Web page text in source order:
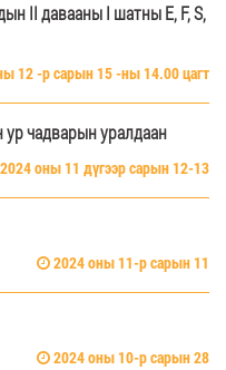
II давааны I шатны E, F, S,
12 -р сарын 15 -ны 14.00 цагт
чадварын уралдаан
2024 оны 11 дүгээр сарын 12-13
2024 оны 11-р сарын 11
2024 оны 10-р сарын 28